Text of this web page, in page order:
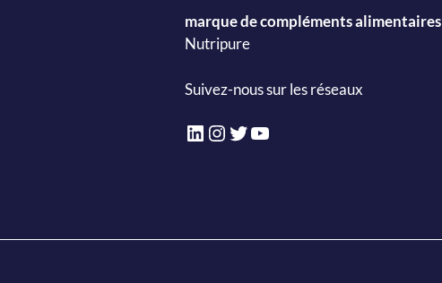
marque de compléments alimentaires
Nutripure
Suivez-nous sur les réseaux
LinkedIn
Instagram
Twitter
YouTube